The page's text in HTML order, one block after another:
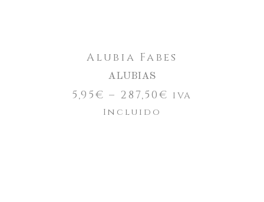
Alubia Fabes
ALUBIAS
5,95€ – 287,50€ IVA
Incluido